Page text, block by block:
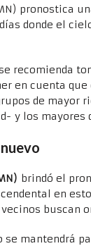
pronostica
donde el
recomienda
en cuenta
de mayor
y los mayores
brindó el
en
buscan
se mantendrá